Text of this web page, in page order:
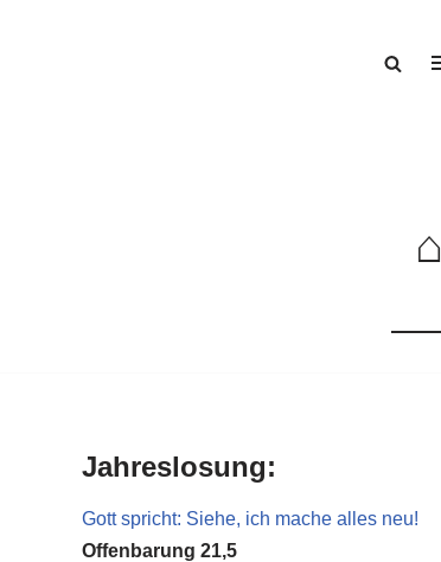
⌂
Jahreslosung:
Gott spricht: Siehe, ich mache alles neu!
Offenbarung 21,5